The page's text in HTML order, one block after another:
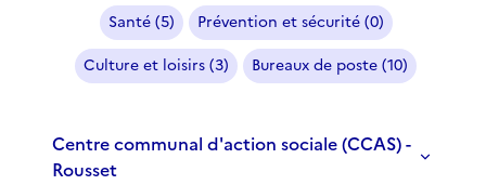
Santé (5)
Prévention et sécurité (0)
Culture et loisirs (3)
Bureaux de poste (10)
Centre communal d'action sociale (CCAS) -
Rousset